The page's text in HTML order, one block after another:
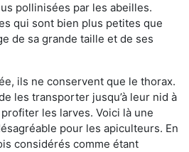
pollinisées par les abeilles.
qui sont bien plus petites que
de sa grande taille et de ses
ils ne conservent que le thorax.
les transporter jusqu’à leur nid à
les larves. Voici là une
pour les apiculteurs. En
considérés comme étant